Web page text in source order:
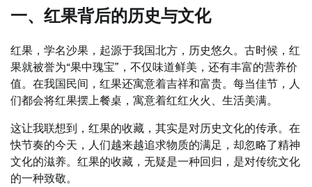
一、红果背后的历史与文化
红果，学名沙果，起源于我国北方，历史悠久。古时候，红
果就被誉为“果中瑰宝”，不仅味道鲜美，还有丰富的营养价
值。在我国民间，红果还寓意着吉祥和富贵。每当佳节，人
们都会将红果摆上餐桌，寓意着红红火火、生活美满。
这让我联想到，红果的收藏，其实是对历史文化的传承。在
快节奏的今天，人们越来越追求物质的满足，却忽略了精神
文化的滋养。红果的收藏，无疑是一种回归，是对传统文化
的一种致敬。